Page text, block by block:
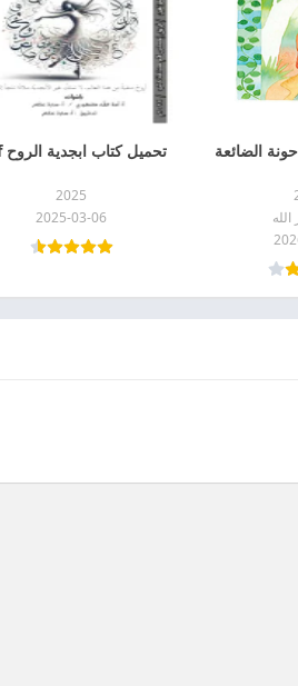
الضائعة
تحميل كتاب ابجدية الروح pdf
2025
2025-03-06